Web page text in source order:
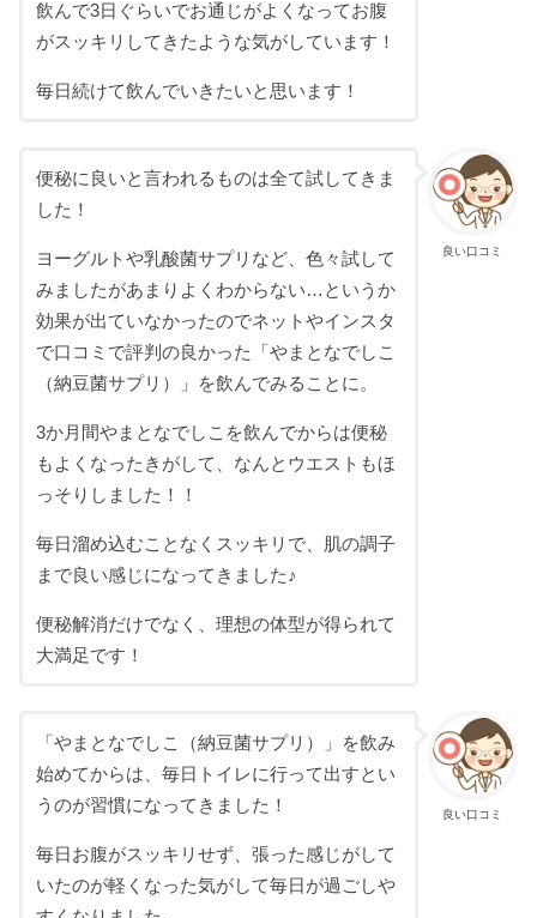
飲んで3日ぐらいでお通じがよくなってお腹
がスッキリしてきたような気がしています！
毎日続けて飲んでいきたいと思います！
良い口コミ
便秘に良いと言われるものは全て試してきま
した！
ヨーグルトや乳酸菌サプリなど、色々試して
みましたがあまりよくわからない…というか
効果が出ていなかったのでネットやインスタ
で口コミで評判の良かった「やまとなでしこ
（納豆菌サプリ）」を飲んでみることに。
3か月間やまとなでしこを飲んでからは便秘
もよくなったきがして、なんとウエストもほ
っそりしました！！
毎日溜め込むことなくスッキリで、肌の調子
まで良い感じになってきました♪
便秘解消だけでなく、理想の体型が得られて
大満足です！
良い口コミ
「やまとなでしこ（納豆菌サプリ）」を飲み
始めてからは、毎日トイレに行って出すとい
うのが習慣になってきました！
毎日お腹がスッキリせず、張った感じがして
いたのが軽くなった気がして毎日が過ごしや